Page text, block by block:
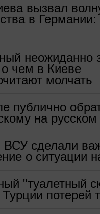
вызвал
в
неожиданно
чем в Киеве
молчать
публично
на русском
сделали
о ситуации
"туалетный
Турции потерей